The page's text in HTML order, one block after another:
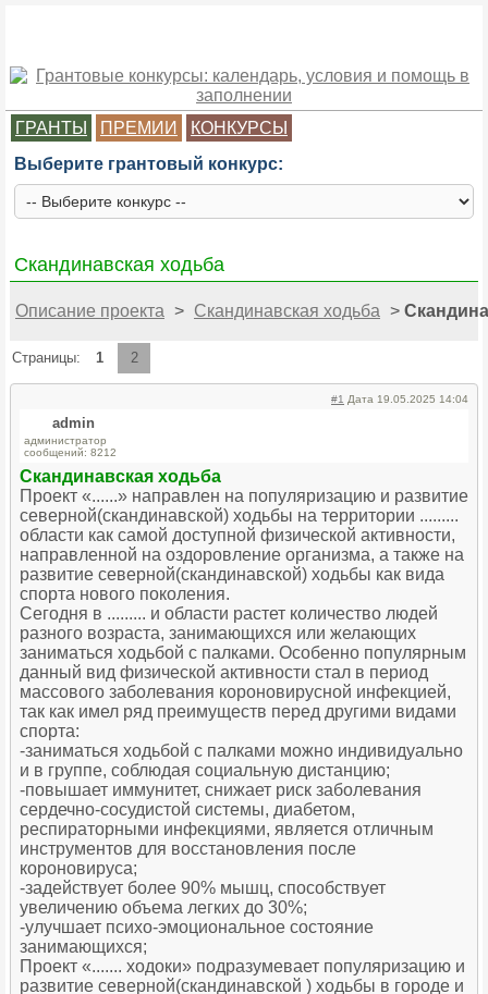
ГРАНТЫ ПРЕМИИ
КОНКУРСЫ
Выберите грантовый конкурс:
Скандинавская ходьба
Описание проекта > Скандинавская ходьба >
Страницы: 1 2
#1 Дата 19.05.2025 14:04
admin
администратор
сообщений: 8212
Скандинавская ходьба
Проект «......» направлен на популяризацию и развитие
северной(скандинавской) ходьбы на территории .........
области как самой доступной физической активности,
направленной на оздоровление организма, а также на
развитие северной(скандинавской) ходьбы как вида
спорта нового поколения.
Сегодня в ......... и области растет количество людей
разного возраста, занимающихся или желающих
заниматься ходьбой с палками. Особенно популярным
данный вид физической активности стал в период
массового заболевания короновирусной инфекцией,
так как имел ряд преимуществ перед другими видами
спорта:
-заниматься ходьбой с палками можно индивидуально
и в группе, соблюдая социальную дистанцию;
-повышает иммунитет, снижает риск заболевания
сердечно-сосудистой системы, диабетом,
респираторными инфекциями, является отличным
инструментов для восстановления после
короновируса;
-задействует более 90% мышц, способствует
увеличению объема легких до 30%;
-улучшает психо-эмоциональное состояние
занимающихся;
Проект «....... ходоки» подразумевает популяризацию и
развитие северной(скандинавской ) ходьбы в городе и